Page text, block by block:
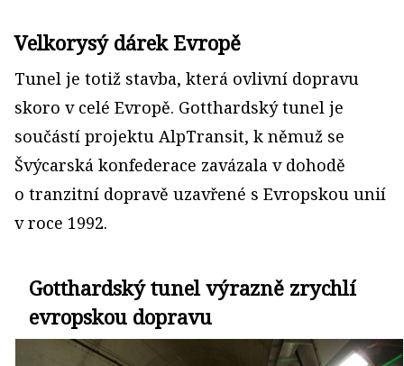
Velkorysý dárek Evropě
Tunel je totiž stavba, která ovlivní dopravu
skoro v celé Evropě. Gotthardský tunel je
součástí projektu AlpTransit, k němuž se
Švýcarská konfederace zavázala v dohodě
o tranzitní dopravě uzavřené s Evropskou unií
v roce 1992.
Gotthardský tunel výrazně zrychlí
evropskou dopravu